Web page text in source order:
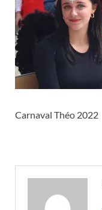
Carnaval Théo 2022